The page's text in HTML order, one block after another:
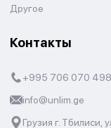
Другое
Контакты
+995 706 070 498
info@unlim.ge
Грузия г. Тбилиси,